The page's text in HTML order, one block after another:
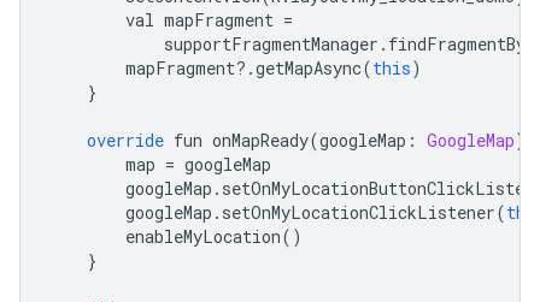
val mapFragment =
supportFragmentManager .
mapFragment?.getMapAsync(this)
}
override fun onMapReady(googleMap : GoogleMap)
map = googleMap
googleMap .
googleMap . setOnMyLocationClickListener(
enableMyLocation()
}